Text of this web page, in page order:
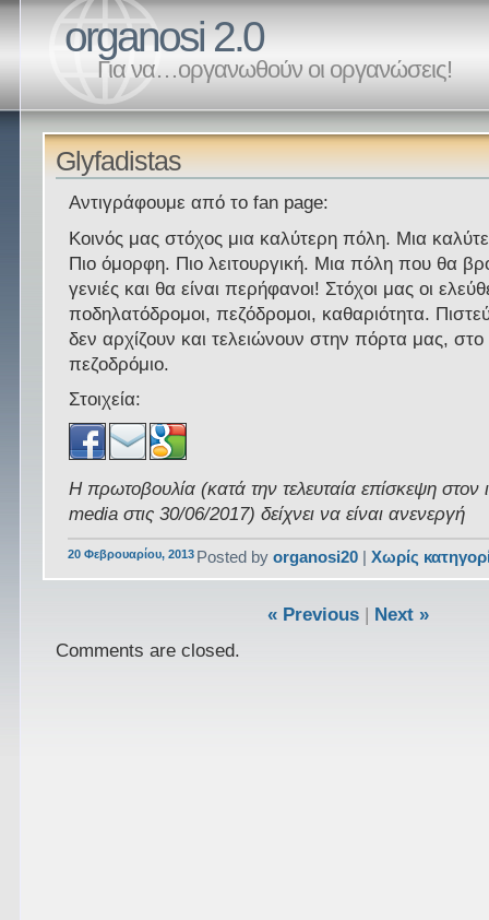
organosi 2.0
Για να…οργανωθούν οι οργανώσεις!
Glyfadistas
Αντιγράφουμε από το fan page:
Κοινός μας στόχος μια καλύτερη πόλη. Μια
Πιο όμορφη. Πιο λειτουργική. Μια πόλη που θα
γενιές και θα είναι περήφανοι! Στόχοι μας οι
ποδηλατόδρομοι, πεζόδρομοι, καθαριότητα.
δεν αρχίζουν και τελειώνουν στην πόρτα μας,
πεζοδρόμιο.
Στοιχεία:
Η πρωτοβουλία (κατά την τελευταία επίσκεψη
media στις 30/06/2017) δείχνει να είναι ανενεργή
20 Φεβρουαρίου, 2013 Posted byorganosi20 |Χωρίς
« Previous|
Next »
Comments are closed.